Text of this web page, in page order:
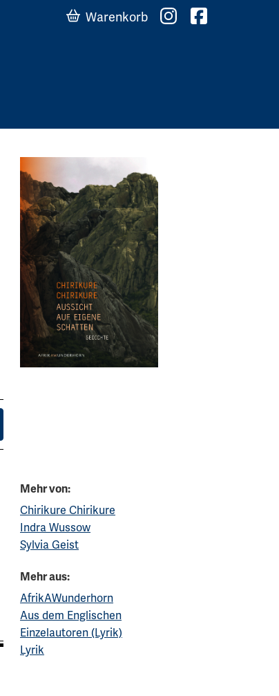
Warenkorb
Mehr von:
Chirikure Chirikure
Indra Wussow
Sylvia Geist
Mehr aus:
AfrikAWunderhorn
Aus dem Englischen
Einzelautoren (Lyrik)
Lyrik